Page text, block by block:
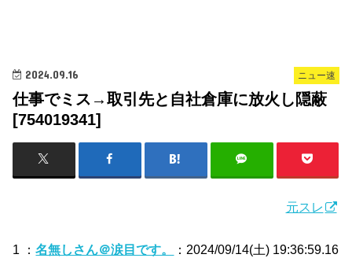
ニュー速
2024.09.16
仕事でミス→取引先と自社倉庫に放火し隠蔽
[754019341]
元スレ
1 ：名無しさん＠涙目です。
：2024/09/14(土) 19:36:59.16